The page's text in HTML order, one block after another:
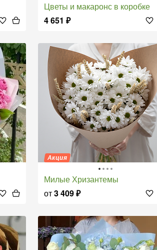
Цветы и макаронс в коробке
4 651 ₽
Акция
Милые Хризантемы
от3 409₽